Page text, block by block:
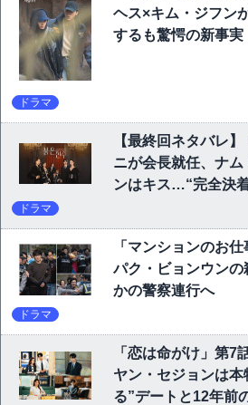
ヘス×キム・ジフン
するも驚愕の新事実
ドラマ
【最終回ネタバレ
ニが会長就任、ナ
ンはキス…“完全決
ドラマ
「マンションのお
パク・ビョンウン
かの警察連行へ
ドラマ
「恋は命がけ」第7
ヤン・セジョンは
る”デートと12年前